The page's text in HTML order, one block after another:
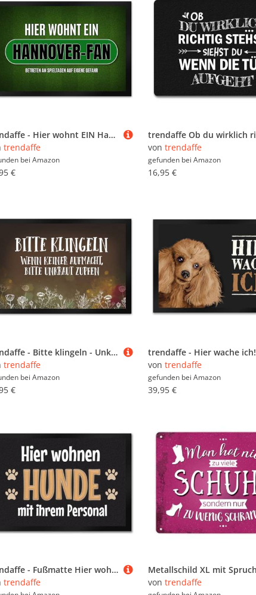
trendaffe - Hier wohnt EIN Hannover-Fan Fußmatte XL mit Rasen Motiv
trendaffe
bei Amazon
€
von trendaffe
gefunden bei Amazon
16,95 €
trendaffe - Bitte klingeln - Unkraut Fußmatte XL mit Blumen Motiv
trendaffe
bei Amazon
€
von trendaffe
gefunden bei Amazon
39,95 €
trendaffe - Fußmatte Hier wohnen Hunde mit ihrem Personal
trendaffe
von trendaffe